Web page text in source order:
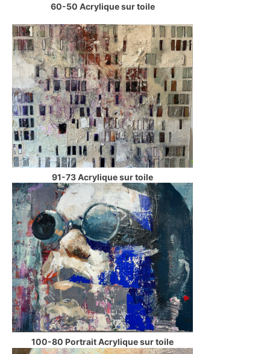
60-50 Acrylique sur toile
91-73 Acrylique sur toile
100-80 Portrait Acrylique sur toile